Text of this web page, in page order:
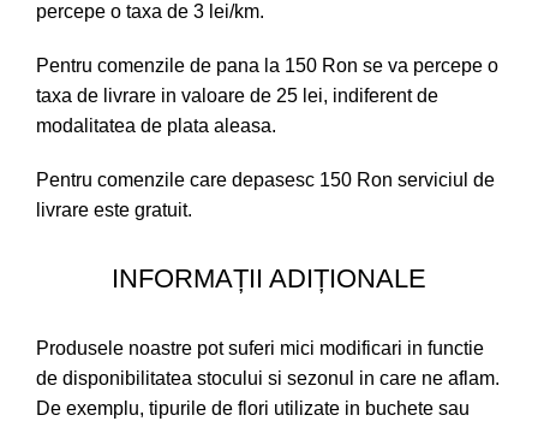
percepe o taxa de 3 lei/km.
Pentru comenzile de pana la 150 Ron se va percepe o
taxa de livrare in valoare de 25 lei, indiferent de
modalitatea de plata aleasa.
Pentru comenzile care depasesc 150 Ron serviciul de
livrare este gratuit.
INFORMAȚII ADIȚIONALE
Produsele noastre pot suferi mici modificari in functie
de disponibilitatea stocului si sezonul in care ne aflam.
De exemplu, tipurile de flori utilizate in buchete sau